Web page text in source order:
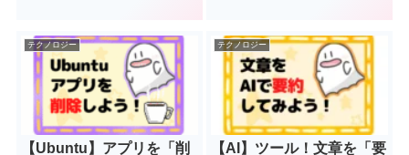
テクノロジー
【Ubuntu】アプリを「削
テクノロジー
【AI】ツール！文章を「要